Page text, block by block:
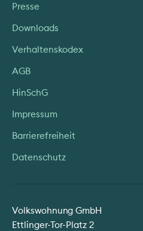
Volkswohnung GmbH
Ettlinger-Tor-Platz 2
Presse
Downloads
Verhaltenskodex
AGB
HinSchG
Impressum
Barrierefreiheit
Datenschutz